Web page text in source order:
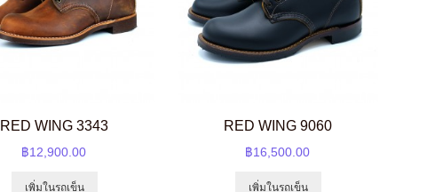
RED WING 3343
฿12,900.00
เพิ่มในรถเข็น
RED WING 9060
฿16,500.00
เพิ่มในรถเข็น